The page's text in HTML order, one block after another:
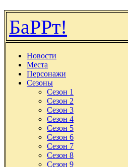
БаРРт!
Новости
Места
Персонажи
Сезоны
Сезон 1
Сезон 2
Сезон 3
Сезон 4
Сезон 5
Сезон 6
Сезон 7
Сезон 8
Сезон 9